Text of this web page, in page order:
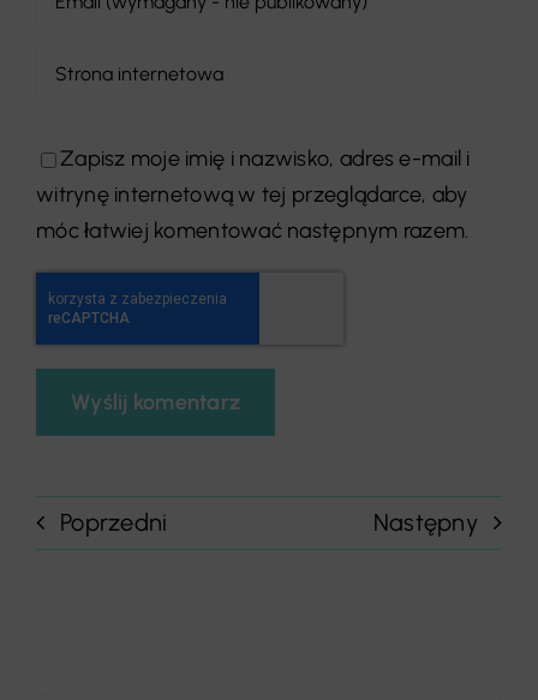
Zapisz moje imię i nazwisko, adres e-mail i
witrynę internetową w tej przeglądarce, aby
móc łatwiej komentować następnym razem.
Poprzedni Następny